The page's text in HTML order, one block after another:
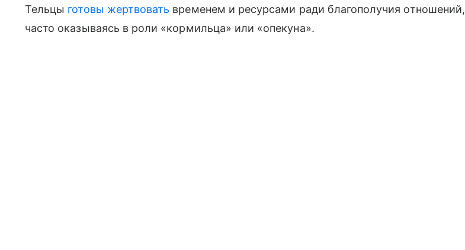
Тельцы готовы жертвовать временем и ресурсами ради благополучия отношений,
часто оказываясь в роли «кормильца» или «опекуна».